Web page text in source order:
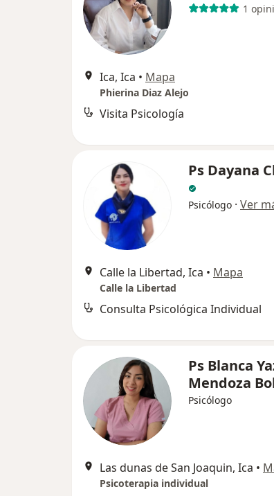
1
Ica, Ica • Mapa
Phierina Diaz Alejo
Visita Psicología
Ps Dayana
Psicólogo · Ver
Calle la Libertad, Ica • Mapa
Calle la Libertad
Consulta Psicológica Individual
Ps Blanca
Mendoza
Psicólogo
Las dunas de San Joaquin, Ica •
Psicoterapia individual